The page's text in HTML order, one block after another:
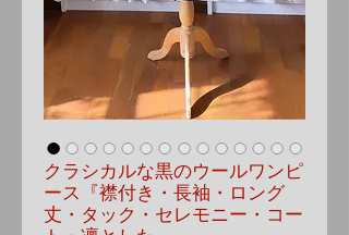
クラシカルな黒のウールワンピ
ース『襟付き・長袖・ロング
丈・タック・セレモニー・コー